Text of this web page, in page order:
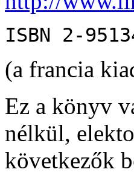
ISBN 2-
(a francia
Ez a könyv
nélkül,
következők